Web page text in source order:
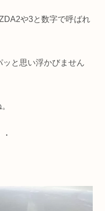
や3と数字で呼ばれ
と思い浮かびません